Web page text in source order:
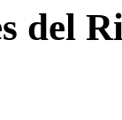
del